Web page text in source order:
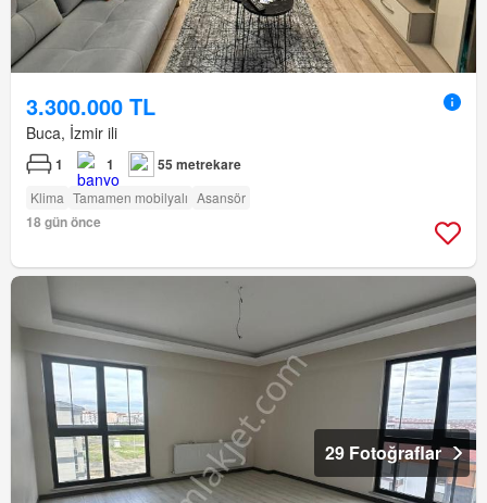
3.300.000 TL
Buca, İzmir ili
1 1 55 metrekare
Klima Tamamen mobilyalı Asansör
18 gün önce
29 Fotoğraflar